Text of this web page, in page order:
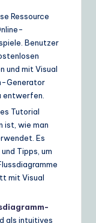
Ressource
Benutzer
und mit Visual
Generator
entwerfen.
Tutorial
ist, wie man
Es
Tipps, um
mit Visual
als intuitives